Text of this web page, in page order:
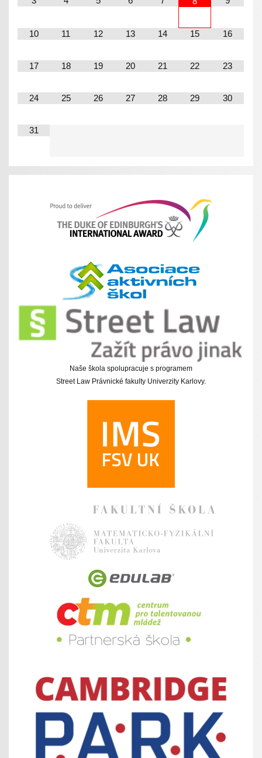
10 11 12 13 14 15 16
17 18 19 20 21 22 23
24 25 26 27 28 29 30
31
Naše škola spolupracuje s programem
Street Law Právnické fakulty Univerzity Karlovy.